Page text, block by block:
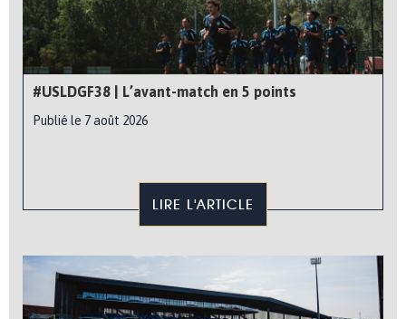
#USLDGF38 | L’avant-match en 5 points
Publié le 7 août 2026
LIRE L'ARTICLE